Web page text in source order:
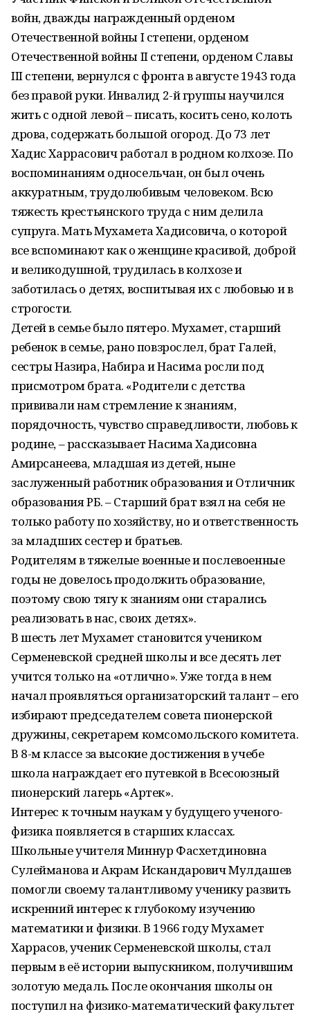
войн, дважды награжденный орденом
Отечественной войны I степени, орденом
Отечественной войны II степени, орденом Славы
III степени, вернулся с фронта в августе 1943 года
без правой руки. Инвалид 2-й группы научился
жить с одной левой – писать, косить сено, колоть
дрова, содержать большой огород. До 73 лет
Хадис Харрасович работал в родном колхозе. По
воспоминаниям односельчан, он был очень
аккуратным, трудолюбивым человеком. Всю
тяжесть крестьянского труда с ним делила
супруга. Мать Мухамета Хадисовича, о которой
все вспоминают как о женщине красивой, доброй
и великодушной, трудилась в колхозе и
заботилась о детях, воспитывая их с любовью и в
строгости.
Детей в семье было пятеро. Мухамет, старший
ребенок в семье, рано повзрослел, брат Галей,
сестры Назира, Набира и Насима росли под
присмотром брата. «Родители с детства
прививали нам стремление к знаниям,
порядочность, чувство справедливости, любовь к
родине, – рассказывает Насима Хадисовна
Амирсанеева, младшая из детей, ныне
заслуженный работник образования и Отличник
образования РБ. – Старший брат взял на себя не
только работу по хозяйству, но и ответственность
за младших сестер и братьев.
Родителям в тяжелые военные и послевоенные
годы не довелось продолжить образование,
поэтому свою тягу к знаниям они старались
реализовать в нас, своих детях».
В шесть лет Мухамет становится учеником
Серменевской средней школы и все десять лет
учится только на «отлично». Уже тогда в нем
начал проявляться организаторский талант – его
избирают председателем совета пионерской
дружины, секретарем комсомольского комитета.
В 8-м классе за высокие достижения в учебе
школа награждает его путевкой в Всесоюзный
пионерский лагерь «Артек».
Интерес к точным наукам у будущего ученого-
физика появляется в старших классах.
Школьные учителя Миннур Фасхетдиновна
Сулейманова и Акрам Искандарович Мулдашев
помогли своему талантливому ученику развить
искренний интерес к глубокому изучению
математики и физики. В 1966 году Мухамет
Харрасов, ученик Серменевской школы, стал
первым в её истории выпускником, получившим
золотую медаль. После окончания школы он
поступил на физико-математический факультет